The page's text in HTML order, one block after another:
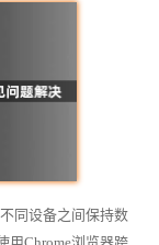
同设备之间保持数